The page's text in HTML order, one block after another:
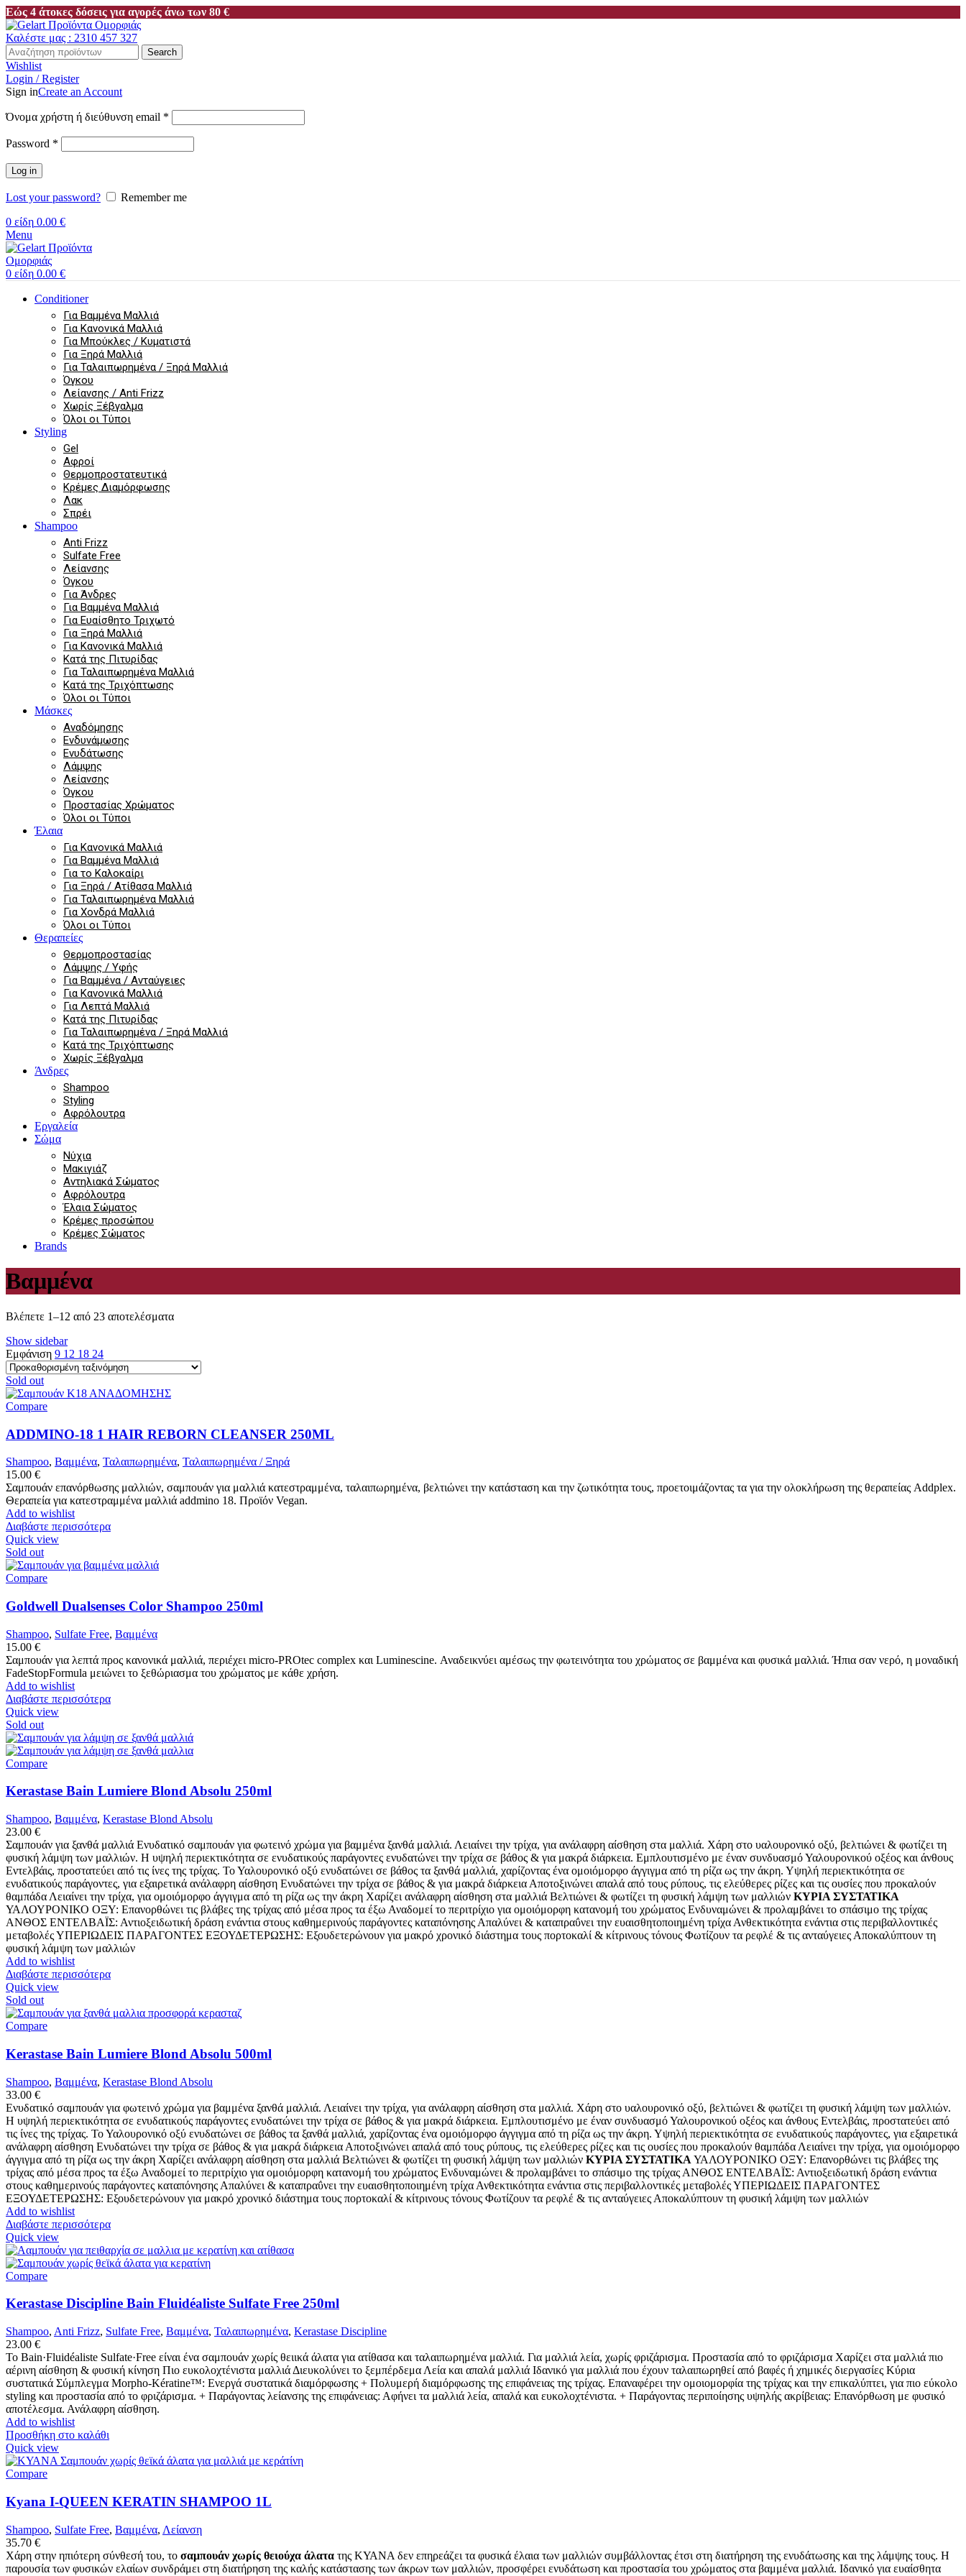
Εώς 4 άτοκες δόσεις για αγορές άνω των 80 €
Καλέστε μας : 2310 457 327
Search
Wishlist
Login / Register
Sign inCreate an Account
Όνομα χρήστη ή διεύθυνση email *
Password *
Log in
Lost your password?
Remember me
0 είδη 0.00 €
Menu
0 είδη 0.00 €
Conditioner
Για Βαμμένα Μαλλιά
Για Κανονικά Μαλλιά
Για Μπούκλες / Κυματιστά
Για Ξηρά Μαλλιά
Για Ταλαιπωρημένα / Ξηρά Μαλλιά
Όγκου
Λείανσης / Anti Frizz
Χωρίς Ξέβγαλμα
Όλοι οι Τύποι
Styling
Gel
Αφροί
Θερμοπροστατευτικά
Κρέμες Διαμόρφωσης
Λακ
Σπρέι
Shampoo
Anti Frizz
Sulfate Free
Λείανσης
Όγκου
Για Άνδρες
Για Βαμμένα Μαλλιά
Για Ευαίσθητο Τριχωτό
Για Ξηρά Μαλλιά
Για Κανονικά Μαλλιά
Κατά της Πιτυρίδας
Για Ταλαιπωρημένα Μαλλιά
Κατά της Τριχόπτωσης
Όλοι οι Τύποι
Μάσκες
Αναδόμησης
Ενδυνάμωσης
Ενυδάτωσης
Λάμψης
Λείανσης
Όγκου
Προστασίας Χρώματος
Όλοι οι Τύποι
Έλαια
Για Κανονικά Μαλλιά
Για Βαμμένα Μαλλιά
Για το Καλοκαίρι
Για Ξηρά / Ατίθασα Μαλλιά
Για Ταλαιπωρημένα Μαλλιά
Για Χονδρά Μαλλιά
Όλοι οι Τύποι
Θεραπείες
Θερμοπροστασίας
Λάμψης / Υφής
Για Βαμμένα / Ανταύγειες
Για Κανονικά Μαλλιά
Για Λεπτά Μαλλιά
Κατά της Πιτυρίδας
Για Ταλαιπωρημένα / Ξηρά Μαλλιά
Κατά της Τριχόπτωσης
Χωρίς Ξέβγαλμα
Άνδρες
Shampoo
Styling
Αφρόλουτρα
Εργαλεία
Σώμα
Νύχια
Μακιγιάζ
Αντηλιακά Σώματος
Αφρόλουτρα
Έλαια Σώματος
Κρέμες προσώπου
Κρέμες Σώματος
Brands
Βαμμένα
Βλέπετε 1–12 από 23 αποτελέσματα
Show sidebar
Εμφάνιση 9 12 18 24
Sold out
Compare
ADDMINO-18 1 HAIR REBORN CLEANSER 250ML
Shampoo, Βαμμένα, Ταλαιπωρημένα, Ταλαιπωρημένα / Ξηρά
15.00 €
Σαμπουάν επανόρθωσης μαλλιών, σαμπουάν για μαλλιά κατεστραμμένα, ταλαιπωρημένα, βελτιώνει την κατάσταση και την ζωτικότητα τους, προετοιμάζοντας τα για την ολοκλήρωση της θεραπείας Addplex.
Θεραπεία για κατεστραμμένα μαλλιά addmino 18. Προϊόν Vegan.
Add to wishlist
Διαβάστε περισσότερα
Quick view
Sold out
Compare
Goldwell Dualsenses Color Shampoo 250ml
Shampoo, Sulfate Free, Βαμμένα
15.00 €
Σαμπουάν για λεπτά προς κανονικά μαλλιά, περιέχει micro-PROtec complex και Luminescine. Αναδεικνύει αμέσως την φωτεινότητα του χρώματος σε βαμμένα και φυσικά μαλλιά. Ήπια σαν νερό, η μοναδική
FadeStopFormula μειώνει το ξεθώριασμα του χρώματος με κάθε χρήση.
Add to wishlist
Διαβάστε περισσότερα
Quick view
Sold out
Compare
Kerastase Bain Lumiere Blond Absolu 250ml
Shampoo, Βαμμένα, Kerastase Blond Absolu
23.00 €
Σαμπουάν για ξανθά μαλλιά Ενυδατικό σαμπουάν για φωτεινό χρώμα για βαμμένα ξανθά μαλλιά. Λειαίνει την τρίχα, για ανάλαφρη αίσθηση στα μαλλιά. Χάρη στο υαλουρονικό οξύ, βελτιώνει & φωτίζει τη
φυσική λάμψη των μαλλιών. Η υψηλή περιεκτικότητα σε ενυδατικούς παράγοντες ενυδατώνει την τρίχα σε βάθος & για μακρά διάρκεια. Εμπλουτισμένο με έναν συνδυασμό Υαλουρονικού οξέος και άνθους
Εντελβάις, προστατεύει από τις ίνες της τρίχας. Το Υαλουρονικό οξύ ενυδατώνει σε βάθος τα ξανθά μαλλιά, χαρίζοντας ένα ομοιόμορφο άγγιγμα από τη ρίζα ως την άκρη. Υψηλή περιεκτικότητα σε
ενυδατικούς παράγοντες, για εξαιρετικά ανάλαφρη αίσθηση Ενυδατώνει την τρίχα σε βάθος & για μακρά διάρκεια Αποτοξινώνει απαλά από τους ρύπους, τις ελεύθερες ρίζες και τις ουσίες που προκαλούν
θαμπάδα Λειαίνει την τρίχα, για ομοιόμορφο άγγιγμα από τη ρίζα ως την άκρη Χαρίζει ανάλαφρη αίσθηση στα μαλλιά Βελτιώνει & φωτίζει τη φυσική λάμψη των μαλλιών ΚΥΡΙΑ ΣΥΣΤΑΤΙΚΑ
ΥΑΛΟΥΡΟΝΙΚΟ ΟΞΥ: Eπανορθώνει τις βλάβες της τρίχας από μέσα προς τα έξω Αναδομεί το περιτρίχιο για ομοιόμορφη κατανομή του χρώματος Ενδυναμώνει & προλαμβάνει το σπάσιμο της τρίχας
ΑΝΘΟΣ ΕΝΤΕΛΒΑΪΣ: Αντιοξειδωτική δράση ενάντια στους καθημερινούς παράγοντες καταπόνησης Απαλύνει & καταπραΰνει την ευαισθητοποιημένη τρίχα Ανθεκτικότητα ενάντια στις περιβαλλοντικές
μεταβολές ΥΠΕΡΙΩΔΕΙΣ ΠΑΡΑΓΟΝΤΕΣ ΕΞΟΥΔΕΤΕΡΩΣΗΣ: Εξουδετερώνουν για μακρό χρονικό διάστημα τους πορτοκαλί & κίτρινους τόνους Φωτίζουν τα ρεφλέ & τις ανταύγειες Αποκαλύπτουν τη
φυσική λάμψη των μαλλιών
Add to wishlist
Διαβάστε περισσότερα
Quick view
Sold out
Compare
Kerastase Bain Lumiere Blond Absolu 500ml
Shampoo, Βαμμένα, Kerastase Blond Absolu
33.00 €
Ενυδατικό σαμπουάν για φωτεινό χρώμα για βαμμένα ξανθά μαλλιά. Λειαίνει την τρίχα, για ανάλαφρη αίσθηση στα μαλλιά. Χάρη στο υαλουρονικό οξύ, βελτιώνει & φωτίζει τη φυσική λάμψη των μαλλιών.
Η υψηλή περιεκτικότητα σε ενυδατικούς παράγοντες ενυδατώνει την τρίχα σε βάθος & για μακρά διάρκεια. Εμπλουτισμένο με έναν συνδυασμό Υαλουρονικού οξέος και άνθους Εντελβάις, προστατεύει από
τις ίνες της τρίχας. Το Υαλουρονικό οξύ ενυδατώνει σε βάθος τα ξανθά μαλλιά, χαρίζοντας ένα ομοιόμορφο άγγιγμα από τη ρίζα ως την άκρη. Υψηλή περιεκτικότητα σε ενυδατικούς παράγοντες, για εξαιρετικά
ανάλαφρη αίσθηση Ενυδατώνει την τρίχα σε βάθος & για μακρά διάρκεια Αποτοξινώνει απαλά από τους ρύπους, τις ελεύθερες ρίζες και τις ουσίες που προκαλούν θαμπάδα Λειαίνει την τρίχα, για ομοιόμορφο
άγγιγμα από τη ρίζα ως την άκρη Χαρίζει ανάλαφρη αίσθηση στα μαλλιά Βελτιώνει & φωτίζει τη φυσική λάμψη των μαλλιών ΚΥΡΙΑ ΣΥΣΤΑΤΙΚΑ ΥΑΛΟΥΡΟΝΙΚΟ ΟΞΥ: Eπανορθώνει τις βλάβες της
τρίχας από μέσα προς τα έξω Αναδομεί το περιτρίχιο για ομοιόμορφη κατανομή του χρώματος Ενδυναμώνει & προλαμβάνει το σπάσιμο της τρίχας ΑΝΘΟΣ ΕΝΤΕΛΒΑΪΣ: Αντιοξειδωτική δράση ενάντια
στους καθημερινούς παράγοντες καταπόνησης Απαλύνει & καταπραΰνει την ευαισθητοποιημένη τρίχα Ανθεκτικότητα ενάντια στις περιβαλλοντικές μεταβολές ΥΠΕΡΙΩΔΕΙΣ ΠΑΡΑΓΟΝΤΕΣ
ΕΞΟΥΔΕΤΕΡΩΣΗΣ: Εξουδετερώνουν για μακρό χρονικό διάστημα τους πορτοκαλί & κίτρινους τόνους Φωτίζουν τα ρεφλέ & τις ανταύγειες Αποκαλύπτουν τη φυσική λάμψη των μαλλιών
Add to wishlist
Διαβάστε περισσότερα
Quick view
Compare
Kerastase Discipline Bain Fluidéaliste Sulfate Free 250ml
Shampoo, Anti Frizz, Sulfate Free, Βαμμένα, Ταλαιπωρημένα, Kerastase Discipline
23.00 €
Το Bain·​Fluidéaliste Sulfate·​Free είναι ένα σαμπουάν χωρίς θειικά άλατα για ατίθασα και ταλαιπωρημένα μαλλιά. Για μαλλιά λεία, χωρίς φριζάρισμα. Προστασία από το φριζάρισμα Χαρίζει στα μαλλιά πιο
αέρινη αίσθηση & φυσική κίνηση Πιο ευκολοχτένιστα μαλλιά Διευκολύνει το ξεμπέρδεμα Λεία και απαλά μαλλιά Ιδανικό για μαλλιά που έχουν ταλαιπωρηθεί από βαφές ή χημικές διεργασίες Κύρια
συστατικά Σύμπλεγμα Morpho-Kératine™: Ενεργά συστατικά διαμόρφωσης + Πολυμερή διαμόρφωσης της επιφάνειας της τρίχας. Επαναφέρει την ομοιομορφία της τρίχας και την επικαλύπτει, για πιο εύκολο
styling και προστασία από το φριζάρισμα. + Παράγοντας λείανσης της επιφάνειας: Αφήνει τα μαλλιά λεία, απαλά και ευκολοχτένιστα. + Παράγοντας περιποίησης υψηλής ακρίβειας: Επανόρθωση με φυσικό
αποτέλεσμα. Ανάλαφρη αίσθηση.
Add to wishlist
Προσθήκη στο καλάθι
Quick view
Compare
Kyana I-QUEEN KERATIN SHAMPOO 1L
Shampoo, Sulfate Free, Βαμμένα, Λείανση
35.70 €
Χάρη στην ηπιότερη σύνθεσή του, το σαμπουάν χωρίς θειούχα άλατα της ΚΥΑΝΑ δεν επηρεάζει τα φυσικά έλαια των μαλλιών συμβάλλοντας έτσι στη διατήρηση της ενυδάτωσης και της λάμψης τους. Η
παρουσία των φυσικών ελαίων συνδράμει στη διατήρηση της καλής κατάστασης των άκρων των μαλλιών, προσφέρει ενυδάτωση και προστασία του χρώματος στα βαμμένα μαλλιά. Ιδανικό για ευαίσθητα